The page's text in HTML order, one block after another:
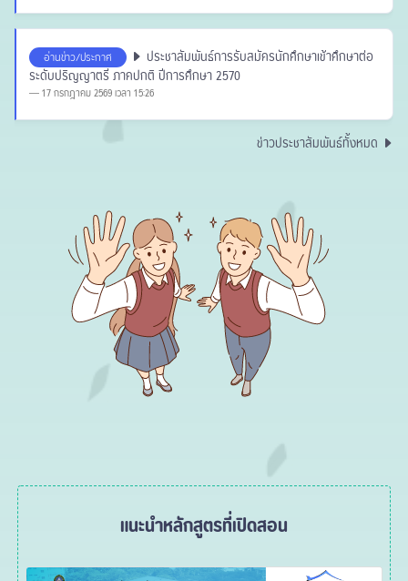
อ่านข่าว/ประกาศ ประชาสัมพันธ์การรับสมัครนักศึกษาเข้าศึกษาต่อ
ระดับปริญญาตรี ภาคปกติ ปีการศึกษา 2570
17 กรกฎาคม 2569 เวลา 15:26
ข่าวประชาสัมพันธ์ทั้งหมด
แนะนำหลักสูตรที่เปิดสอน